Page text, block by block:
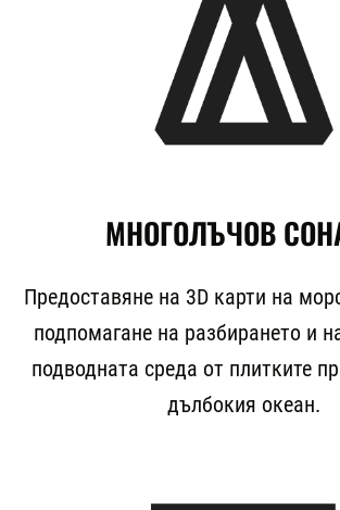
МНОГОЛЪЧОВ
Предоставяне на 3D карти на
подпомагане на разбирането и
подводната среда от плитките
дълбокия океан.